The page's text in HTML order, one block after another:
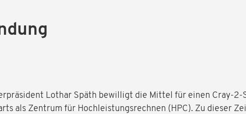
Lothar Späth bewilligt die Mittel für einen Cray-2-
als Zentrum für Hochleistungsrechnen (HPC). Zu dieser